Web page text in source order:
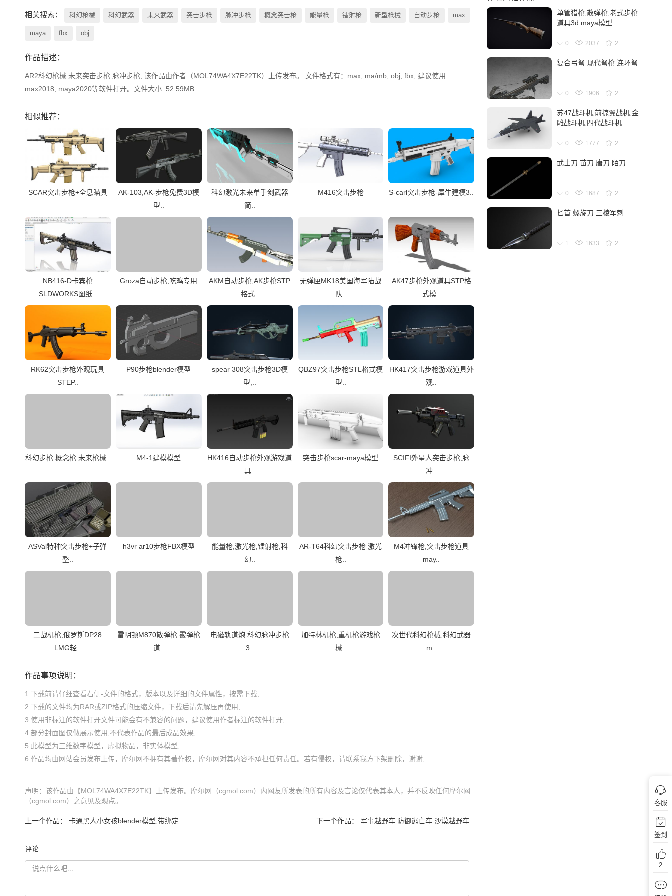
相关搜索： 科幻枪械 科幻武器 未来武器 突击步枪 脉冲步枪 概念突击枪 能量枪 镭射枪 新型枪械 自动步枪 max
maya fbx obj
作品描述：
AR2科幻枪械 未来突击步枪 脉冲步枪, 该作品由作者（MOL74WA4X7E22TK）上传发布。 文件格式有：max, ma/mb, obj, fbx, 建议使用
max2018, maya2020等软件打开。文件大小: 52.59MB
相似推荐：
SCAR突击步枪+全息瞄具
AK-103,AK-步枪免费3D模
型..
科幻激光未来单手剑武器
简..
M416突击步枪 S-carl突击步枪-犀牛建模3..
NB416-D卡宾枪
SLDWORKS图纸..
Groza自动步枪,吃鸡专用
AKM自动步枪,AK步枪STP
格式..
无弹匣MK18美国海军陆战
队..
AK47步枪外观道具STP格
式模..
RK62突击步枪外观玩具
STEP..
P90步枪blender模型
spear 308突击步枪3D模
型,..
QBZ97突击步枪STL格式模
型..
HK417突击步枪游戏道具外
观..
科幻步枪 概念枪 未来枪械.. M4-1建模模型
HK416自动步枪外观游戏道
具..
突击步枪scar-maya模型
SCIFI外星人突击步枪,脉
冲..
ASVal特种突击步枪+子弹
整..
h3vr ar10步枪FBX模型
能量枪,激光枪,镭射枪,科
幻..
AR-T64科幻突击步枪 激光
枪..
M4冲锋枪,突击步枪道具
may..
二战机枪,俄罗斯DP28
LMG轻..
雷明顿M870散弹枪 霰弹枪
道..
电磁轨道炮 科幻脉冲步枪
3..
加特林机枪,重机枪游戏枪
械..
次世代科幻枪械,科幻武器
m..
作品事项说明：
1.下载前请仔细查看右侧-文件的格式，版本以及详细的文件属性，按需下载;
2.下载的文件均为RAR或ZIP格式的压缩文件，下载后请先解压再使用;
3.使用非标注的软件打开文件可能会有不兼容的问题，建议使用作者标注的软件打开;
4.部分封面图仅做展示使用,不代表作品的最后成品效果;
5.此模型为三维数字模型，虚拟物品，非实体模型;
声明：该作品由【MOL74WA4X7E22TK】上传发布。摩尔网（cgmol.com）内网友所发表的所有内容及言论仅代表其本人，并不反映任何摩尔网
（cgmol.com）之意见及观点。
上一个作品： 卡通黑人小女孩blender模型,带绑定 下一个作品： 军事越野车 防御逃亡车 沙漠越野车
评论
单管猎枪,散弹枪,老式步枪
道具3d maya模型
0 2037 2
复合弓弩 现代弩枪 连环弩
0 1906 2
苏47战斗机,前掠翼战机,金
雕战斗机,四代战斗机
0 1777 2
武士刀 苗刀 唐刀 陌刀
0 1687 2
匕首 螺旋刀 三棱军刺
1 1633 2
客服
签到
2